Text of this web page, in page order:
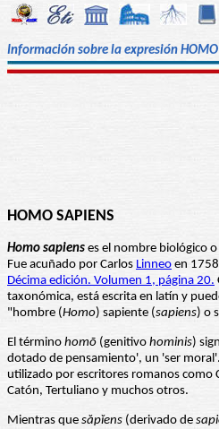
Información sobre la expresión HOMO
HOMO SAPIENS
Homo sapiens es el nombre biológico
Fue acuñado por Carlos Linneo en
Décima edición. Volumen 1, página 20.
taxonómica, está escrita en latín y
"hombre (Homo) sapiente (sapiens) o
El término homō (genitivo hominis)
dotado de pensamiento', un 'ser
utilizado por escritores romanos como
Catón, Tertuliano y muchos otros.
Mientras que săpĭens (derivado de